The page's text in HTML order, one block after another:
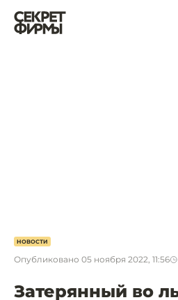
НОВОСТИ
Опубликовано 05 ноября 2022, 11:56
Затерянный во